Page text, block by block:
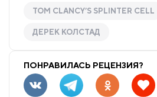
TOM CLANCY’S SPLINTER CELL
ДЕРЕК КОЛСТАД
ПОНРАВИЛАСЬ РЕЦЕНЗИЯ?